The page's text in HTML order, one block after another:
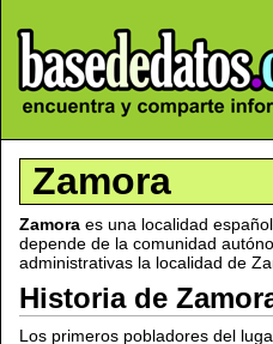
Zamora
Zamora es una localidad
depende de la comunidad
administrativas la localidad de
Historia de
Los primeros pobladores del